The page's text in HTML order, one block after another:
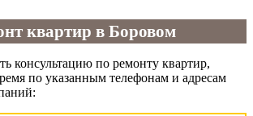
квартир в Боровом
консультацию по ремонту квартир,
по указанным телефонам и адресам